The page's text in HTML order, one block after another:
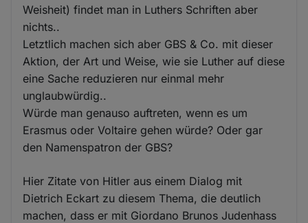
Weisheit) findet man in Luthers Schriften aber
nichts..
Letztlich machen sich aber GBS & Co. mit dieser
Aktion, der Art und Weise, wie sie Luther auf diese
eine Sache reduzieren nur einmal mehr
unglaubwürdig..
Würde man genauso auftreten, wenn es um
Erasmus oder Voltaire gehen würde? Oder gar
den Namenspatron der GBS?
Hier Zitate von Hitler aus einem Dialog mit
Dietrich Eckart zu diesem Thema, die deutlich
machen, dass er mit Giordano Brunos Judenhass